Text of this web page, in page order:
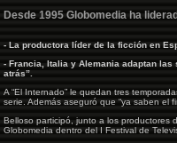
Desde 1995 Globomedia ha
- La productora líder de la ficción en
- Francia, Italia y Alemania adaptan las
atrás”.
A “El Internado” le quedan tres
serie. Además aseguró que “ya saben el
Belloso participó, junto a los productores
Globomedia dentro del I Festival de